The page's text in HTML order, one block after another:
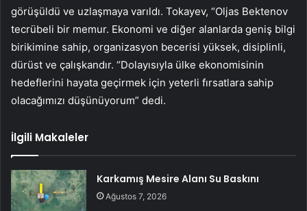
görüşüldü ve uzlaşmaya varıldı. Tokayev, “Oljas Bektenov
tecrübeli bir memur. Ekonomi ve diğer alanlarda geniş bilgi
birikimine sahip, organizasyon becerisi yüksek, disiplinli,
dürüst ve çalışkandır. “Dolayısıyla ülke ekonomisinin
hedeflerini hayata geçirmek için yeterli fırsatlara sahip
olacağımızı düşünüyorum” dedi.
İlgili Makaleler
Karkamış Mesire Alanı Su Baskını
Ağustos 7, 2026